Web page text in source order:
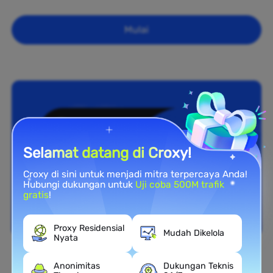
Mulai
Cakupan Nasional
Selamat datang di Croxy!
Croxy di sini untuk menjadi mitra terpercaya Anda!
Hubungi dukungan untuk Uji coba 500M trafik
gratis!
Proxy Residensial
Nyata
Mudah Dikelola
Anonimitas
Dukungan Teknis